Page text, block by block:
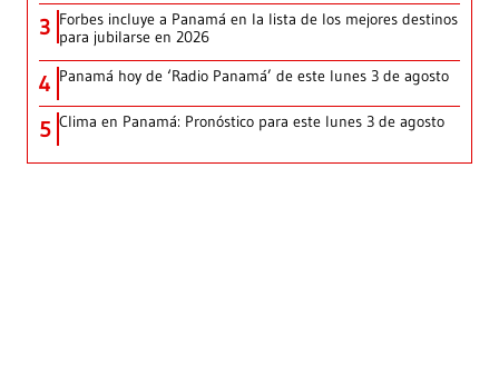
3 Forbes incluye a Panamá en la lista de los mejores destinos
para jubilarse en 2026
4 Panamá hoy de ‘Radio Panamá’ de este lunes 3 de agosto
5 Clima en Panamá: Pronóstico para este lunes 3 de agosto